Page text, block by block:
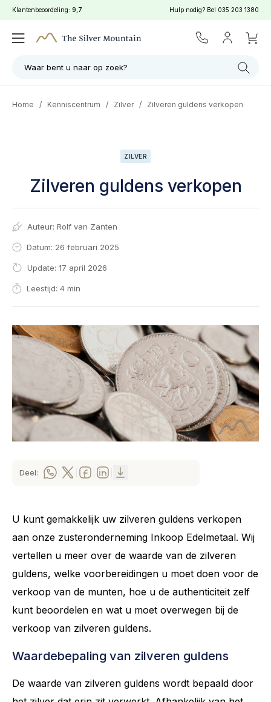
Klantenbeoordeling: 9,7 Hulp nodig? Bel 035 203 1380
Waar bent u naar op zoek?
Home / Kenniscentrum / Zilver / Zilveren guldens verkopen
ZILVER
Zilveren guldens verkopen
Auteur: Rolf van Zanten
Datum: 26 februari 2025
Update: 17 april 2026
Leestijd: 4 min
Deel:
U kunt gemakkelijk uw zilveren guldens verkopen
aan onze zusteronderneming Inkoop Edelmetaal. Wij
vertellen u meer over de waarde van de zilveren
guldens, welke voorbereidingen u moet doen voor de
verkoop van de munten, hoe u de authenticiteit zelf
kunt beoordelen en wat u moet overwegen bij de
verkoop van zilveren guldens.
Waardebepaling van zilveren guldens
De waarde van zilveren guldens wordt bepaald door